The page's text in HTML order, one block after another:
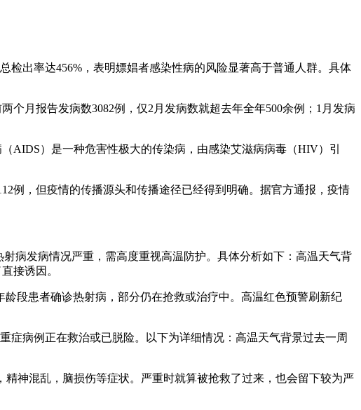
检出率达456%，表明嫖娼者感染性病的风险显著高于普通人群。具体
个月报告发病数3082例，仅2月发病数就超去年全年500余例；1月发病
AIDS）是一种危害性极大的传染病，由感染艾滋病病毒（HIV）引
例，但疫情的传播源头和传播途径已经得到明确。据官方通报，疫情
病发病情况严重，需高度重视高温防护。具体分析如下：高温天气背
接诱因。
段患者确诊热射病，部分仍在抢救或治疗中。高温红色预警刷新纪
症病例正在救治或已脱险。以下为详细情况：高温天气背景过去一周
神混乱，脑损伤等症状。严重时就算被抢救了过来，也会留下较为严